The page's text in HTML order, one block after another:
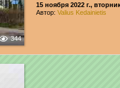
344
15 ноября 2022 г.,
Автор: Valius Kedainietis